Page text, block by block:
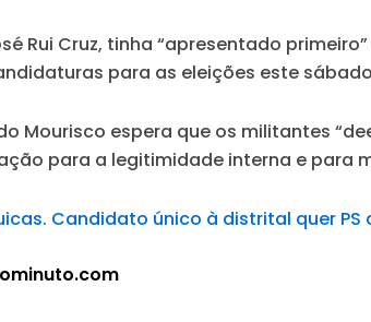
Rui Cruz, tinha “apresentado
para as eleições este
Mourisco espera que os militantes
para a legitimidade interna e para
Candidato único à distrital quer